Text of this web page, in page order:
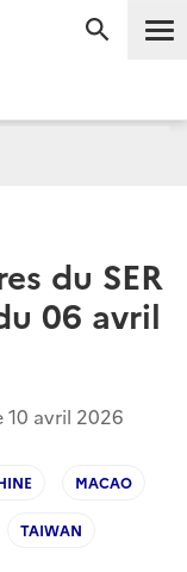
du SER
06 avril
10 avril 2026
MACAO
TAIWAN